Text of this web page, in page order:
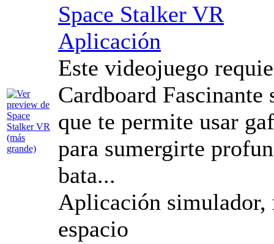
Space Stalker VR
Aplicación
Este videojuego
Cardboard
que te permite usar
para sumergirte
bata...
Aplicación
espacio